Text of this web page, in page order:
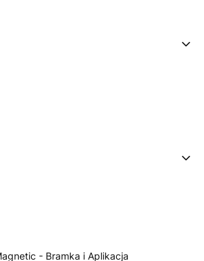
- Bramka i Aplikacja